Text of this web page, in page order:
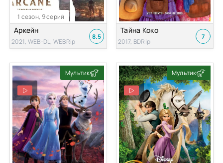
1 сезон, 9 серий
Аркейн
2021, WEB-DL, WEBRip
8.5
Тайна Коко
2017, BDRip
7
Мультик Мультик